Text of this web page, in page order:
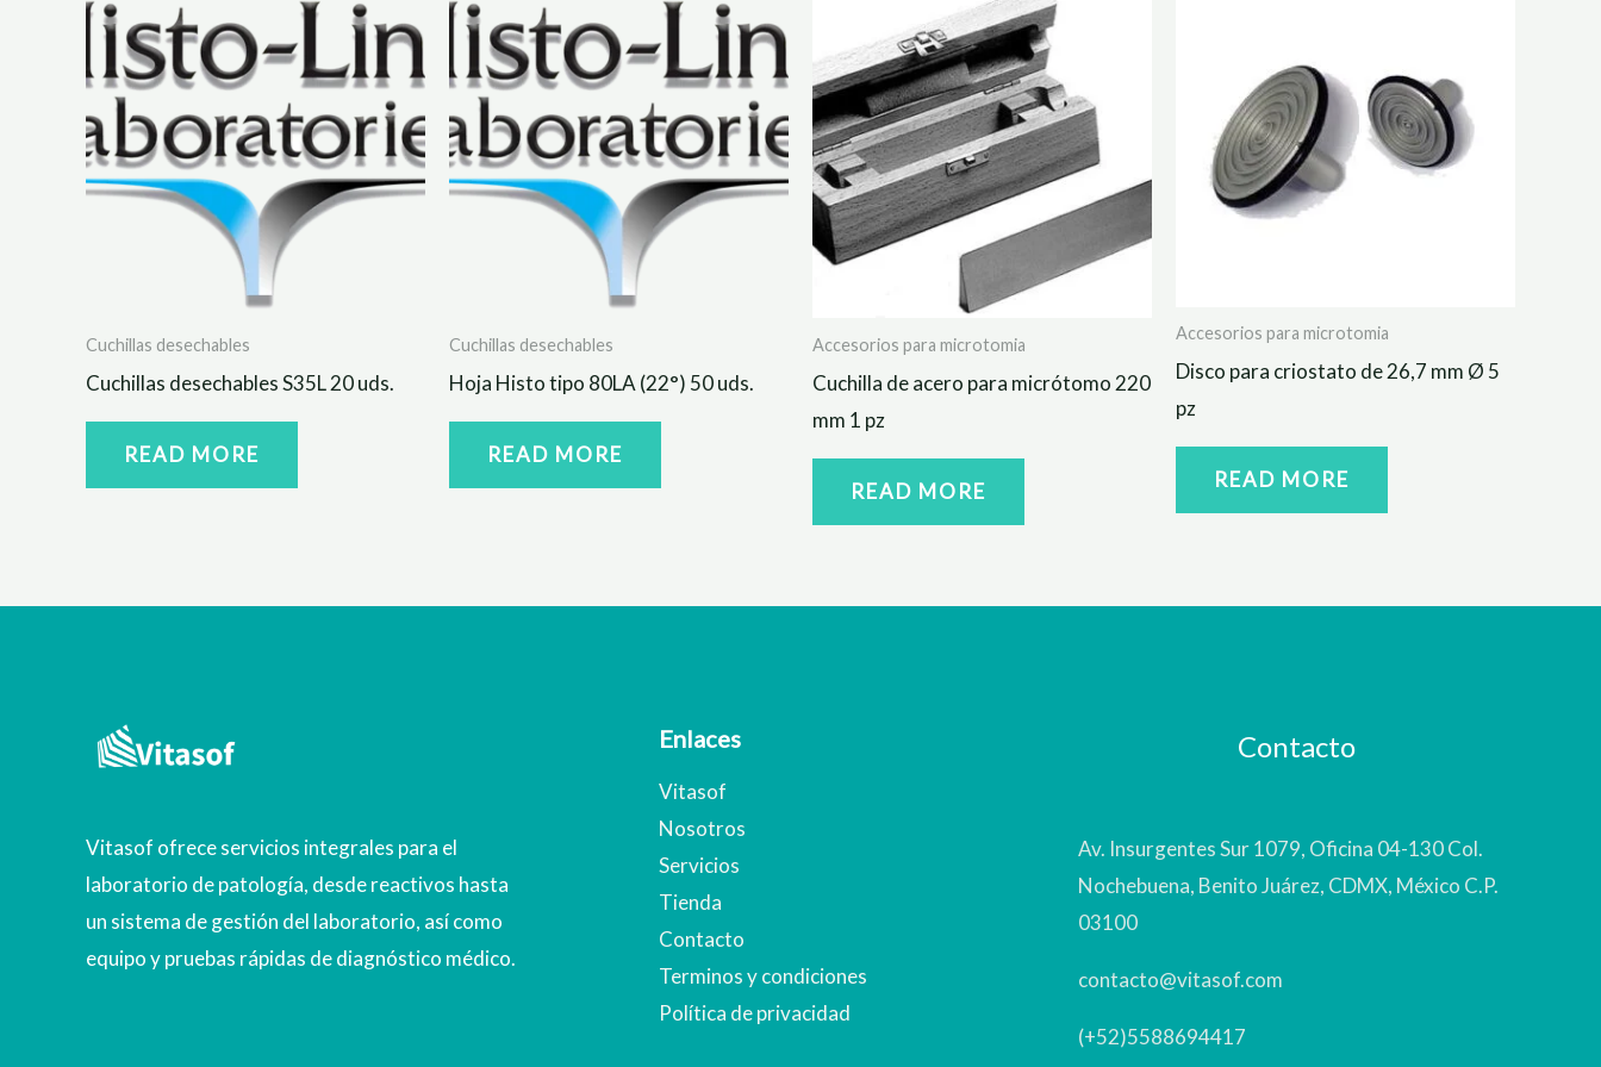
Cuchillas desechables
Cuchillas desechables S35L 20 uds.
READ MORE
Cuchillas desechables
Hoja Histo tipo 80LA (22°) 50 uds.
READ MORE
Accesorios para microtomia
Cuchilla de acero para micrótomo 220
mm 1 pz
READ MORE
Accesorios para microtomia
Disco para criostato de 26,7 mm Ø 5
pz
READ MORE
Vitasof ofrece servicios integrales para el
laboratorio de patología, desde reactivos hasta
un sistema de gestión del laboratorio, así como
equipo y pruebas rápidas de diagnóstico médico.
Enlaces
Vitasof
Nosotros
Servicios
Tienda
Contacto
Terminos y condiciones
Política de privacidad
Contacto
Av. Insurgentes Sur 1079, Oficina 04-130 Col.
Nochebuena, Benito Juárez, CDMX, México C.P.
03100
contacto@vitasof.com
(+52)5588694417